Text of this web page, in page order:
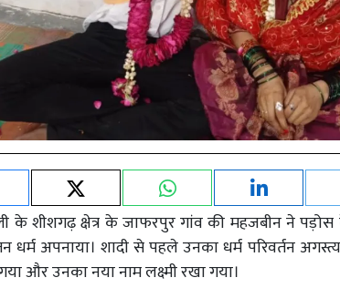
के शीशगढ़ क्षेत्र के जाफरपुर गांव की महजबीन ने
धर्म अपनाया। शादी से पहले उनका धर्म परिवर्तन
और उनका नया नाम लक्ष्मी रखा गया।